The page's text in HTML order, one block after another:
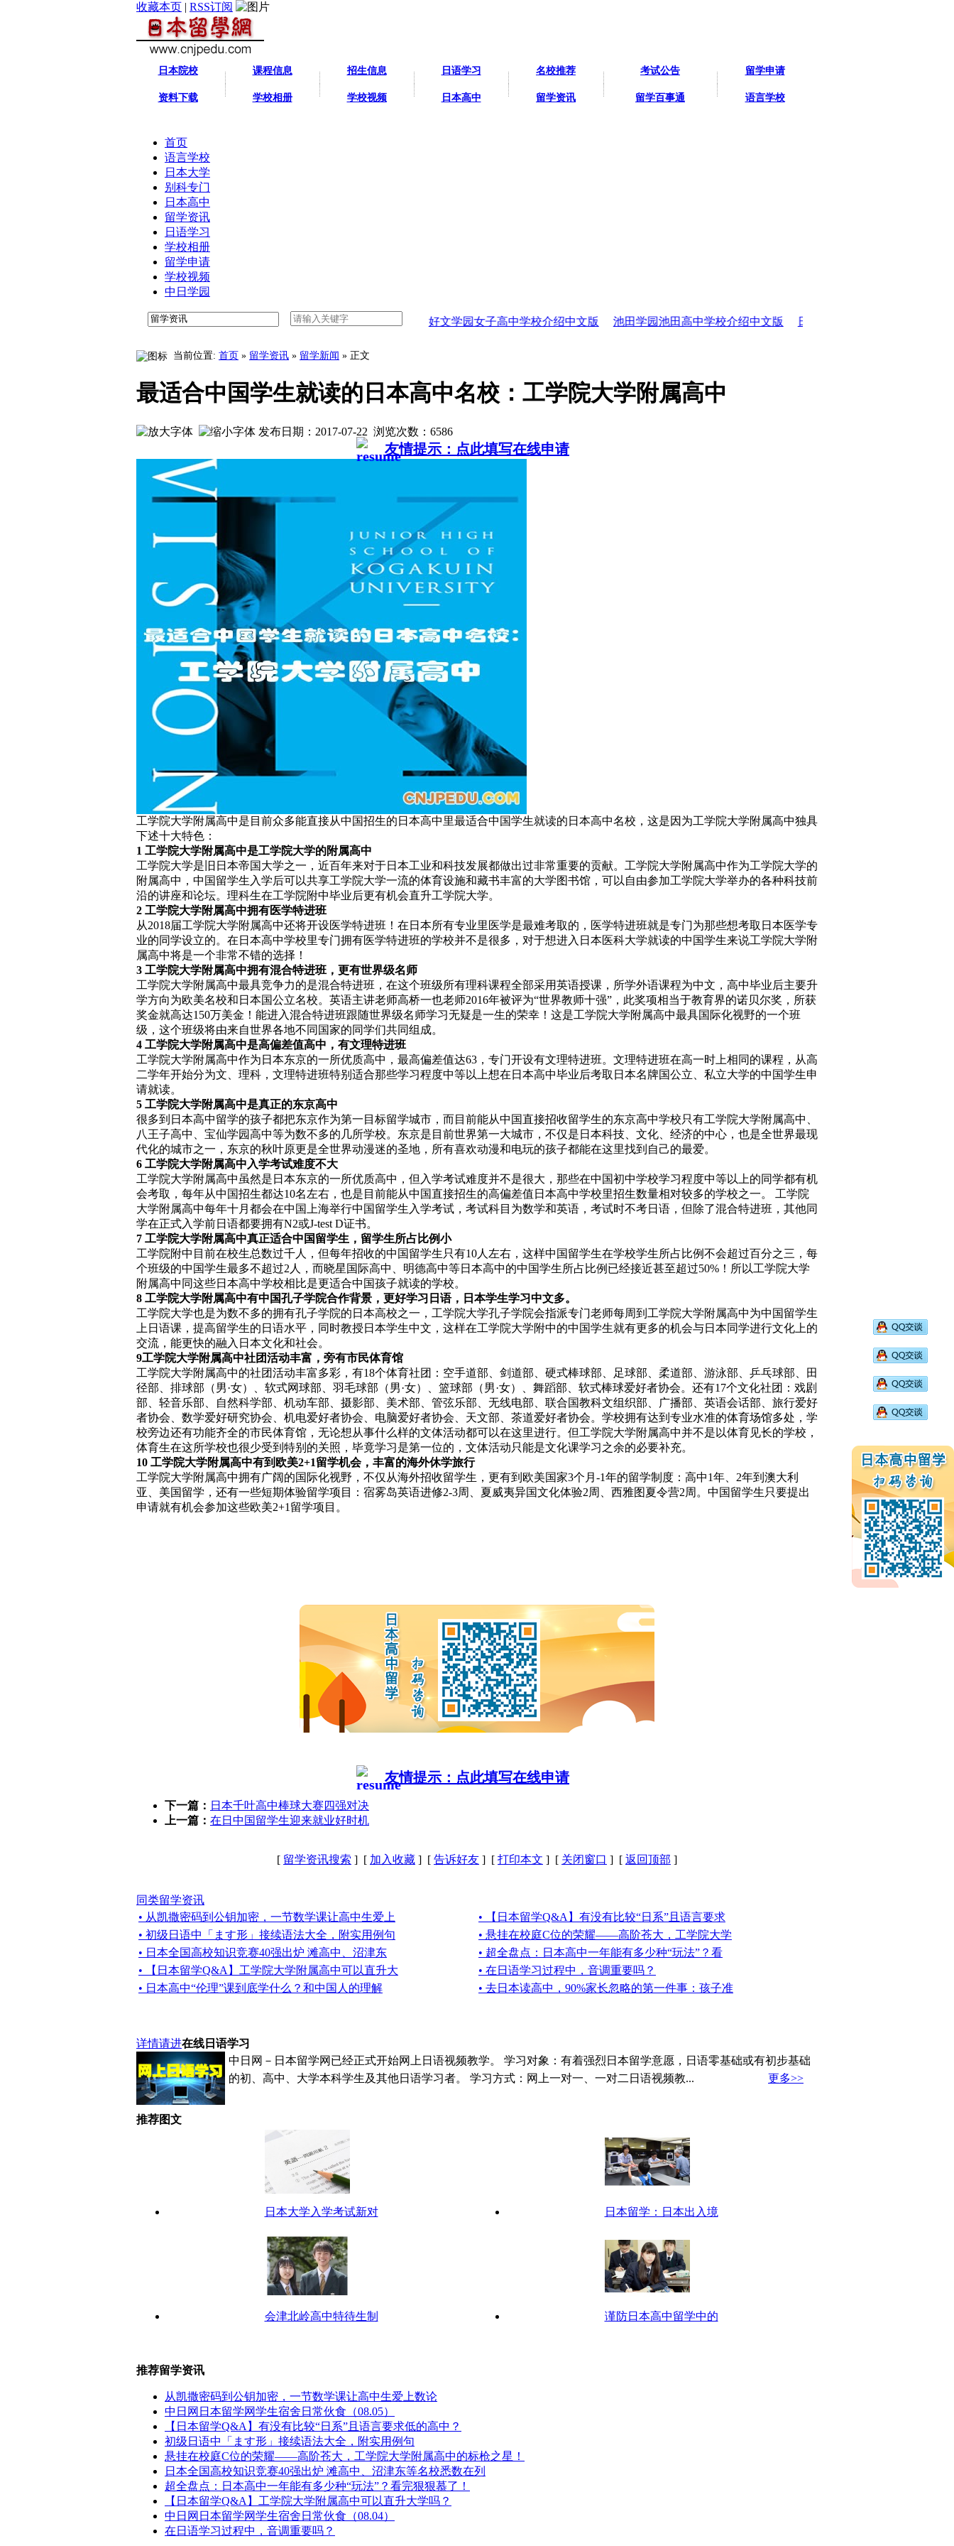
收藏本页 | RSS订阅
日本院校 课程信息 招生信息 日语学习 名校推荐 考试公告 留学申请
资料下载 学校相册 学校视频 日本高中 留学资讯 留学百事通 语言学校
首页
语言学校
日本大学
别科专门
日本高中
留学资讯
日语学习
学校相册
留学申请
学校视频
中日学园
学园八王子高中学校介绍中文版 工学院大学附属高中学校介绍中文版 好文学园女子高中学校介绍中文版 池田学园池田高中学校介绍中文版 日本高中面试对策
当前位置: 首页 » 留学资讯 » 留学新闻 » 正文
最适合中国学生就读的日本高中名校：工学院大学附属高中
发布日期：2017-07-22 浏览次数： 6586
友情提示：点此填写在线申请
工学院大学附属高中是目前众多能直接从中国招生的日本高中里最适合中国学生就读的日本高中名校，这是因为工学院大学附属高中独具
下述十大特色：
1 工学院大学附属高中是工学院大学的附属高中
工学院大学是旧日本帝国大学之一，近百年来对于日本工业和科技发展都做出过非常重要的贡献。工学院大学附属高中作为工学院大学的
附属高中，中国留学生入学后可以共享工学院大学一流的体育设施和藏书丰富的大学图书馆，可以自由参加工学院大学举办的各种科技前
沿的讲座和论坛。理科生在工学院附中毕业后更有机会直升工学院大学。
2 工学院大学附属高中拥有医学特进班
从2018届工学院大学附属高中还将开设医学特进班！在日本所有专业里医学是最难考取的，医学特进班就是专门为那些想考取日本医学专
业的同学设立的。在日本高中学校里专门拥有医学特进班的学校并不是很多，对于想进入日本医科大学就读的中国学生来说工学院大学附
属高中将是一个非常不错的选择！
3 工学院大学附属高中拥有混合特进班，更有世界级名师
工学院大学附属高中最具竞争力的是混合特进班，在这个班级所有理科课程全部采用英语授课，所学外语课程为中文，高中毕业后主要升
学方向为欧美名校和日本国公立名校。英语主讲老师高桥一也老师2016年被评为“世界教师十强”，此奖项相当于教育界的诺贝尔奖，所获
奖金就高达150万美金！能进入混合特进班跟随世界级名师学习无疑是一生的荣幸！这是工学院大学附属高中最具国际化视野的一个班
级，这个班级将由来自世界各地不同国家的同学们共同组成。
4 工学院大学附属高中是高偏差值高中，有文理特进班
工学院大学附属高中作为日本东京的一所优质高中，最高偏差值达63，专门开设有文理特进班。文理特进班在高一时上相同的课程，从高
二学年开始分为文、理科，文理特进班特别适合那些学习程度中等以上想在日本高中毕业后考取日本名牌国公立、私立大学的中国学生申
请就读。
5 工学院大学附属高中是真正的东京高中
很多到日本高中留学的孩子都把东京作为第一目标留学城市，而目前能从中国直接招收留学生的东京高中学校只有工学院大学附属高中、
八王子高中、宝仙学园高中等为数不多的几所学校。东京是目前世界第一大城市，不仅是日本科技、文化、经济的中心，也是全世界最现
代化的城市之一，东京的秋叶原更是全世界动漫迷的圣地，所有喜欢动漫和电玩的孩子都能在这里找到自己的最爱。
6 工学院大学附属高中入学考试难度不大
工学院大学附属高中虽然是日本东京的一所优质高中，但入学考试难度并不是很大，那些在中国初中学校学习程度中等以上的同学都有机
会考取，每年从中国招生都达10名左右，也是目前能从中国直接招生的高偏差值日本高中学校里招生数量相对较多的学校之一。 工学院
大学附属高中每年十月都会在中国上海举行中国留学生入学考试，考试科目为数学和英语，考试时不考日语，但除了混合特进班，其他同
学在正式入学前日语都要拥有N2或J-test D证书。
7 工学院大学附属高中真正适合中国留学生，留学生所占比例小
工学院附中目前在校生总数过千人，但每年招收的中国留学生只有10人左右，这样中国留学生在学校学生所占比例不会超过百分之三，每
个班级的中国学生最多不超过2人，而晓星国际高中、明德高中等日本高中的中国学生所占比例已经接近甚至超过50%！所以工学院大学
附属高中同这些日本高中学校相比是更适合中国孩子就读的学校。
8 工学院大学附属高中有中国孔子学院合作背景，更好学习日语，日本学生学习中文多。
工学院大学也是为数不多的拥有孔子学院的日本高校之一，工学院大学孔子学院会指派专门老师每周到工学院大学附属高中为中国留学生
上日语课，提高留学生的日语水平，同时教授日本学生中文，这样在工学院大学附中的中国学生就有更多的机会与日本同学进行文化上的
交流，能更快的融入日本文化和社会。
9工学院大学附属高中社团活动丰富，旁有市民体育馆
工学院大学附属高中的社团活动丰富多彩，有18个体育社团：空手道部、剑道部、硬式棒球部、足球部、柔道部、游泳部、乒乓球部、田
径部、排球部（男·女）、软式网球部、羽毛球部（男·女）、篮球部（男·女）、舞蹈部、软式棒球爱好者协会。还有17个文化社团：戏剧
部、轻音乐部、自然科学部、机动车部、摄影部、美术部、管弦乐部、无线电部、联合国教科文组织部、广播部、英语会话部、旅行爱好
者协会、数学爱好研究协会、机电爱好者协会、电脑爱好者协会、天文部、茶道爱好者协会。学校拥有达到专业水准的体育场馆多处，学
校旁边还有功能齐全的市民体育馆，无论想从事什么样的文体活动都可以在这里进行。但工学院大学附属高中并不是以体育见长的学校，
体育生在这所学校也很少受到特别的关照，毕竟学习是第一位的，文体活动只能是文化课学习之余的必要补充。
10 工学院大学附属高中有到欧美2+1留学机会，丰富的海外休学旅行
工学院大学附属高中拥有广阔的国际化视野，不仅从海外招收留学生，更有到欧美国家3个月-1年的留学制度：高中1年、2年到澳大利
亚、美国留学，还有一些短期体验留学项目：宿雾岛英语进修2-3周、夏威夷异国文化体验2周、西雅图夏令营2周。中国留学生只要提出
申请就有机会参加这些欧美2+1留学项目。
友情提示：点此填写在线申请
下一篇： 日本千叶高中棒球大赛四强对决
上一篇： 在日中国留学生迎来就业好时机
[ 留学资讯搜索 ] [ 加入收藏 ] [ 告诉好友 ] [ 打印本文 ] [ 关闭窗口 ] [ 返回顶部 ]
同类留学资讯
• 从凯撒密码到公钥加密，一节数学课让高中生爱上
• 【日本留学Q&A】有没有比较“日系”且语言要求
• 初级日语中「ます形」接续语法大全，附实用例句
• 悬挂在校庭C位的荣耀——高阶苍大，工学院大学
• 日本全国高校知识竞赛40强出炉 滩高中、沼津东
• 超全盘点：日本高中一年能有多少种“玩法”？看
• 【日本留学Q&A】工学院大学附属高中可以直升大
• 在日语学习过程中，音调重要吗？
• 日本高中“伦理”课到底学什么？和中国人的理解
• 去日本读高中，90%家长忽略的第一件事：孩子准
详情请进在线日语学习
中日网－日本留学网已经正式开始网上日语视频教学。 学习对象：有着强烈日本留学意愿，日语零基础或有初步基础
的初、高中、大学本科学生及其他日语学习者。 学习方式：网上一对一、一对二日语视频教...
更多>>
推荐图文
日本大学入学考试新对 日本留学：日本出入境
会津北岭高中特待生制 谨防日本高中留学中的
推荐留学资讯
从凯撒密码到公钥加密，一节数学课让高中生爱上数论
中日网日本留学网学生宿舍日常伙食（08.05）
【日本留学Q&A】有没有比较“日系”且语言要求低的高中？
初级日语中「ます形」接续语法大全，附实用例句
悬挂在校庭C位的荣耀——高阶苍大，工学院大学附属高中的标枪之星！
日本全国高校知识竞赛40强出炉 滩高中、沼津东等名校悉数在列
超全盘点：日本高中一年能有多少种“玩法”？看完狠狠慕了！
【日本留学Q&A】工学院大学附属高中可以直升大学吗？
中日网日本留学网学生宿舍日常伙食（08.04）
在日语学习过程中，音调重要吗？